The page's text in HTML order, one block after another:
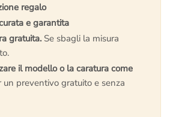
regalo
e garantita
gratuita. Se sbagli la misura
il modello o la caratura come
un preventivo gratuito e senza